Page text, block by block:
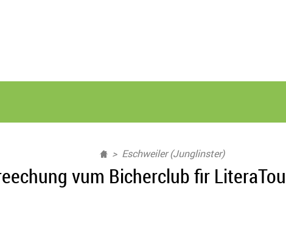
Eschweiler (Junglinster)
vum Bicherclub fir